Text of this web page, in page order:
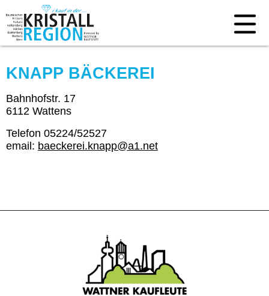
KNAPP BÄCKEREI
Bahnhofstr. 17
6112 Wattens
Telefon 05224/52527
email: baeckerei.knapp@a1.net